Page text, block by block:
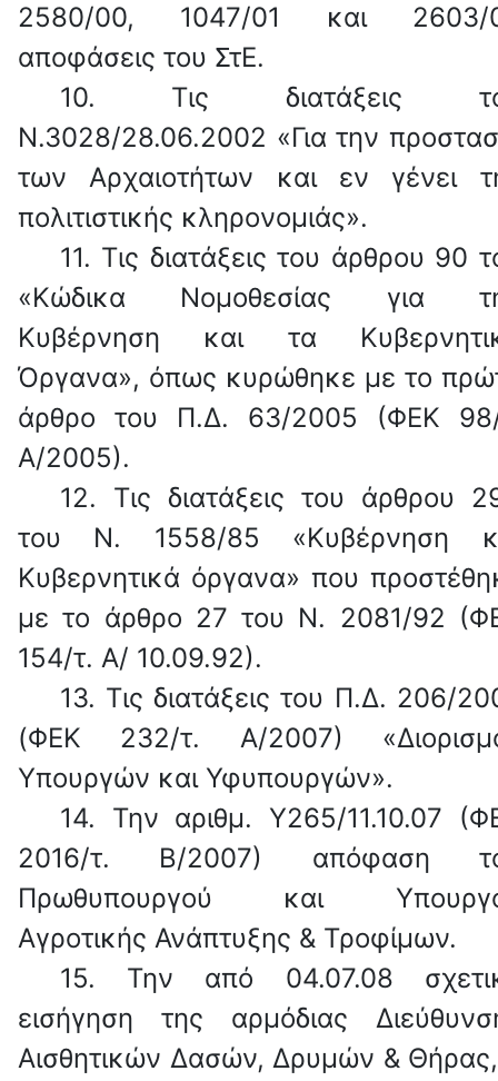
2580/00, 1047/01 και 2603/
αποφάσεις του ΣτΕ.
10. Τις διατάξεις
Ν.3028/28.06.2002 «Για την
των Αρχαιοτήτων και εν γένει
πολιτιστικής κληρονομιάς».
11. Τις διατάξεις του άρθρου 90
«Κώδικα Νομοθεσίας για
Κυβέρνηση και τα
Όργανα», όπως κυρώθηκε με το
άρθρο του Π.Δ. 63/2005 (ΦΕΚ
Α/2005).
12. Τις διατάξεις του άρθρου
του Ν. 1558/85 «Κυβέρνηση
Κυβερνητικά όργανα» που
με το άρθρο 27 του Ν. 2081/92
154/τ. Α/ 10.09.92).
13. Τις διατάξεις του Π.Δ. 206/
(ΦΕΚ 232/τ. Α/2007)
Υπουργών και Υφυπουργών».
14. Την αριθμ. Υ265/11.10.07
2016/τ. Β/2007) απόφαση
Πρωθυπουργού και
Αγροτικής Ανάπτυξης & Τροφίμων.
15. Την από 04.07.08
εισήγηση της αρμόδιας
Αισθητικών Δασών, Δρυμών &